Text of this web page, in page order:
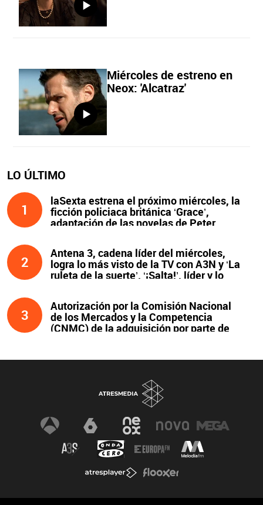
Miércoles de estreno en
Neox: 'Alcatraz'
LO ÚLTIMO
1
laSexta estrena el próximo miércoles, la
ficción policiaca británica ‘Grace’,
adaptación de las novelas de Peter
2
Antena 3, cadena líder del miércoles,
logra lo más visto de la TV con A3N y ‘La
ruleta de la suerte’. ‘¡Salta!’, líder y lo
3
Autorización por la Comisión Nacional
de los Mercados y la Competencia
(CNMC) de la adquisición por parte de
compromisos asumidos